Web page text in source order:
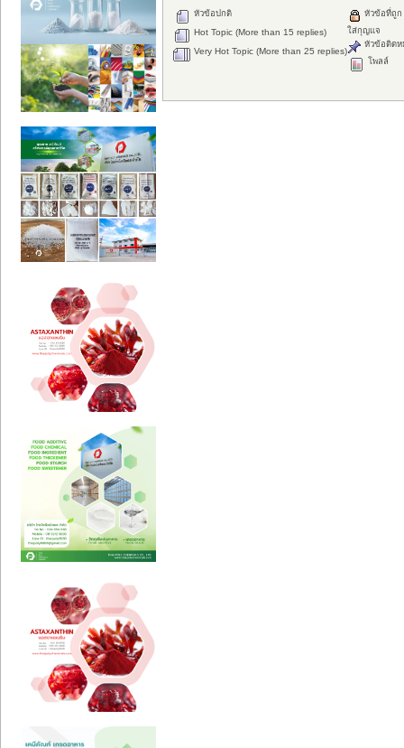
หัวข้อปกติ
Hot Topic (More than 15 replies)
Very Hot Topic (More than 25 replies)
หัวข้อที่ถูก
ใส่กุญแจ
หัวข้อติดห
โพลล์